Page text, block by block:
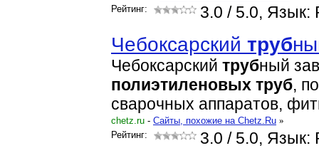
Рейтинг:
3.0 / 5.0, Язык:
Чебоксарский труб
Чебоксарский трубный
полиэтиленовых труб,
сварочных аппаратов,
chetz.ru - Cайты, похожие на Chetz.Ru »
Рейтинг:
3.0 / 5.0, Язык: